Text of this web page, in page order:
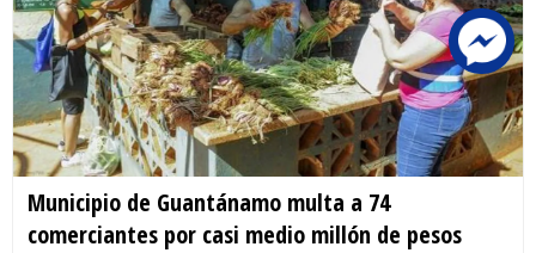
Municipio de Guantánamo multa a 74
comerciantes por casi medio millón de pesos